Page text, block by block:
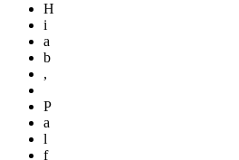
H
i
a
b
,
P
a
l
f